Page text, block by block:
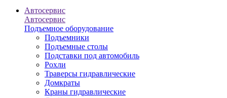
Автосервис
Автосервис
Подъемное оборудование
Подъемники
Подъемные столы
Подставки под автомобиль
Рохли
Траверсы гидравлические
Домкраты
Краны гидравлические